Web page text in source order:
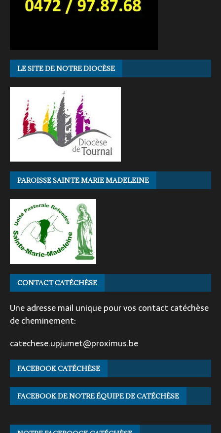
LE SITE DE NOTRE DIOCÈSE
PAROISSE SAINTE MARIE MADELEINE
CONTACT CATÉCHÈSE
Une adresse mail unique pour vos contact catéchèse
de cheminement:
catechese.upjumet@proximus.be
FACEBOOK CATÉCHÈSE
FACEBOOK DE NOTRE ÉQUIPE DE CATÉCHÈSE